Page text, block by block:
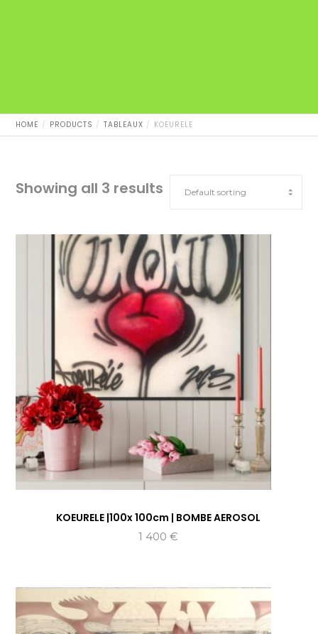
HOME PRODUCTS TABLEAUX KOEURELE
Showing all 3 results
KOEURELE |100x 100cm | BOMBE AEROSOL
1 400€